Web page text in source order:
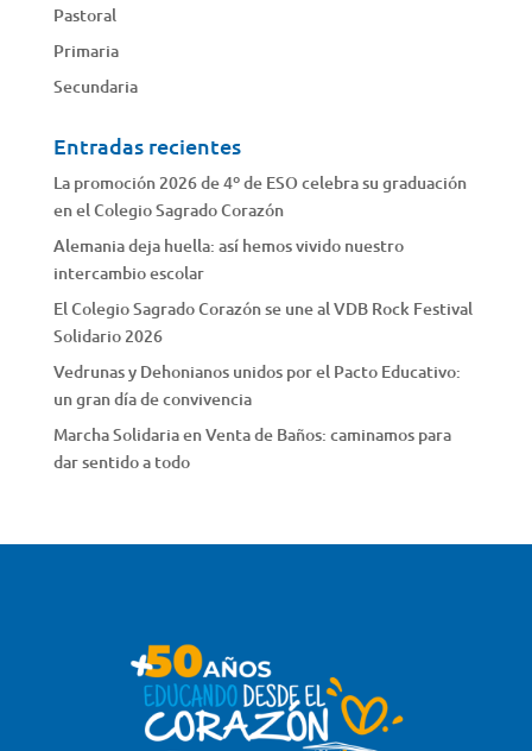
Pastoral
Primaria
Secundaria
Entradas recientes
La promoción 2026 de 4º de ESO celebra su graduación
en el Colegio Sagrado Corazón
Alemania deja huella: así hemos vivido nuestro
intercambio escolar
El Colegio Sagrado Corazón se une al VDB Rock Festival
Solidario 2026
Vedrunas y Dehonianos unidos por el Pacto Educativo:
un gran día de convivencia
Marcha Solidaria en Venta de Baños: caminamos para
dar sentido a todo